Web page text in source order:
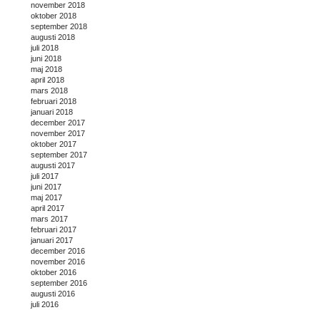
november 2018
oktober 2018
september 2018
augusti 2018
juli 2018
juni 2018
maj 2018
april 2018
mars 2018
februari 2018
januari 2018
december 2017
november 2017
oktober 2017
september 2017
augusti 2017
juli 2017
juni 2017
maj 2017
april 2017
mars 2017
februari 2017
januari 2017
december 2016
november 2016
oktober 2016
september 2016
augusti 2016
juli 2016